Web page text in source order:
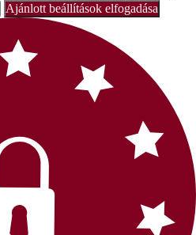
Ajánlott beállítások elfogadása